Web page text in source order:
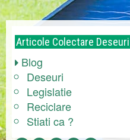
Articole Colectare Deseuri
Blog
Deseuri
Legislatie
Reciclare
Stiati ca ?